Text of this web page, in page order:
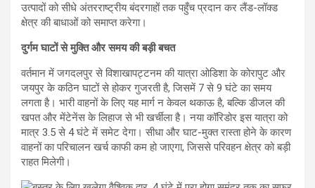
उत्पादों को सीधे अंतरराष्ट्रीय बंदरगाहों तक पहुँच प्रदान कर लैंड-लॉक्ड
क्षेत्र की बाधाओं को समाप्त करेगा।
दुर्गम घाटों से मुक्ति और समय की बड़ी बचत
वर्तमान में जगदलपुर से विशाखापट्टनम की यात्रा ओडिशा के कोरापुट और
जयपुर के कठिन घाटों से होकर गुजरती है, जिसमें 7 से 9 घंटे का समय
लगता है। भारी वाहनों के लिए यह मार्ग न केवल थकाऊ है, बल्कि डीजल की
खपत और मेंटेनेंस के लिहाज से भी खर्चीला है। नया कॉरिडोर इस यात्रा को
मात्र 3.5 से 4 घंटे में समेट देगा। सीधा और घाट-मुक्त रास्ता होने के कारण
वाहनों का परिचालन खर्च काफी कम हो जाएगा, जिससे परिवहन क्षेत्र को बड़ी
राहत मिलेगी।